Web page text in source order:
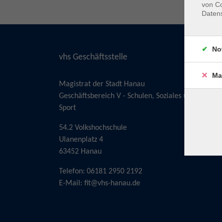
vhs Geschäftsstelle
Magistrat der Stadt Hanau
Geschäftsbereich V - Schulen, Soziales und
Sport
54.2 Volkshochschule
Ulanenplatz 4
63452 Hanau
Telefon: 06181 2950 2192
E-Mail: fit@vhs-hanau.de
von